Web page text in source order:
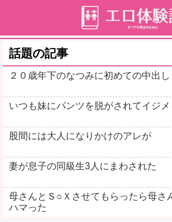
話題の記事
２０歳年下のなつみに初めての中出し
いつも妹にパンツを脱がされてイジ
股間には大人になりかけのアレが
妻が息子の同級生3人にまわされた
母さんとＳ○Ｘさせてもらったら母さ
ハマった